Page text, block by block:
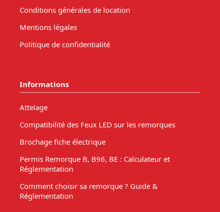
Conditions générales de location
Mentions légales
Politique de confidentialité
Informations
Attelage
Compatibilité des Feux LED sur les remorques
Brochage fiche électrique
Permis Remorque B, B96, BE : Calculateur et
Réglementation
Comment choisir sa remorque ? Guide &
Réglementation